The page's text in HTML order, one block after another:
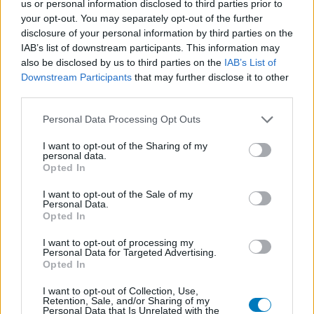
us or personal information disclosed to third parties prior to
your opt-out. You may separately opt-out of the further
disclosure of your personal information by third parties on the
IAB’s list of downstream participants. This information may
also be disclosed by us to third parties on the IAB’s List of
Downstream Participants that may further disclose it to other
Personal Data Processing Opt Outs
I want to opt-out of the Sharing of my
personal data.
Opted In
I want to opt-out of the Sale of my
Personal Data.
Opted In
I want to opt-out of processing my
Personal Data for Targeted Advertising.
Opted In
I want to opt-out of Collection, Use,
Retention, Sale, and/or Sharing of my
Personal Data that Is Unrelated with the
Pijn - morfine-achtigen
Thyrax Duotab (882)
Schildklier - hypothyroidie (traagwerkend)
Omeprazol (848)
Maagzuur - protonpompremmers
Metoprolol (817)
Bloeddruk - betablokkers
Epilepsie
Furabid (735)
Antibiotica - urineweginfectie
Mirtazapine (731)
Depressie - antidepressiva overig
Amitriptyline (699)
Depressie - antidepressiva TCA
Depressie - antidepressiva overig